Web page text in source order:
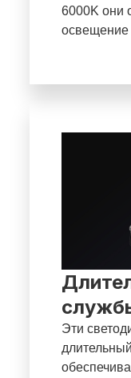
6000K они
освещение
Эти